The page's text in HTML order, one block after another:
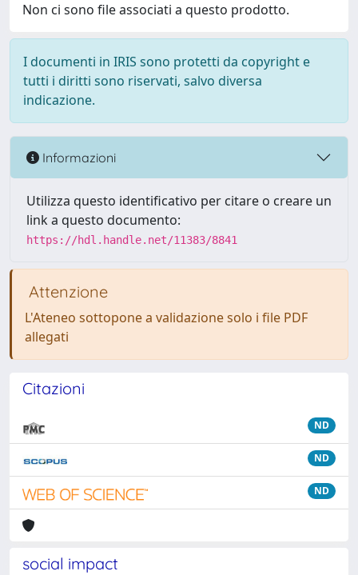
Non ci sono file associati a questo prodotto.
I documenti in IRIS sono protetti da copyright e
tutti i diritti sono riservati, salvo diversa
indicazione.
Informazioni
Utilizza questo identificativo per citare o creare un
link a questo documento:
https://hdl.handle.net/11383/8841
Attenzione
L'Ateneo sottopone a validazione solo i file PDF
allegati
Citazioni
ND
ND
ND
social impact